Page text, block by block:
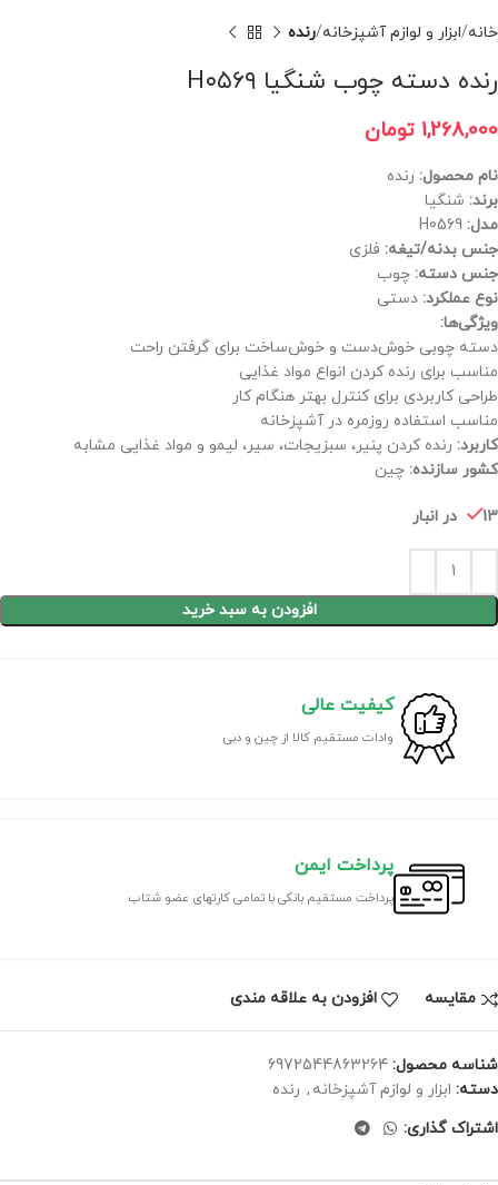
خانه ابزار و لوازم آشپزخانه رنده
رنده دسته چوب شنگیا H۰۵۶۹
1,268,000 تومان
نام محصول: رنده
برند: شنگیا
مدل:
جنس بدنه/تیغه: فلزی
جنس دسته: چوب
نوع عملکرد: دستی
ویژگی‌ها:
دسته چوبی خوش‌دست و خوش‌ساخت برای گرفتن راحت
مناسب برای رنده کردن انواع مواد غذایی
طراحی کاربردی برای کنترل بهتر هنگام کار
مناسب استفاده روزمره در آشپزخانه
کاربرد: رنده کردن پنیر، سبزیجات، سیر، لیمو و مواد غذایی مشابه
کشور سازنده: چین
13 در انبار
افزودن به سبد خرید
کیفیت عالی
وادات مستقیم کالا از چین و دبی
پرداخت ایمن
پرداخت مستقیم بانکی با تمامی کارتهای عضو شتاب
مقايسه افزودن به علاقه مندی
شناسه محصول: 6972544863264
دسته: ابزار و لوازم آشپزخانه , رنده
اشتراک گذاری: